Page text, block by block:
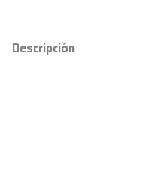
Descripción